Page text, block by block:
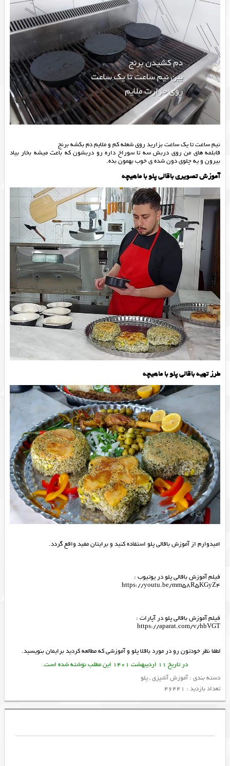
نیم ساعت تا یک ساعت بزارید روی شعله کم و ملایم دم بکشه برنج
قابلمه های من روی دربش سه تا سوراخ داره رو دربشون که باعث میشه بخار بیاد
بیرون و یه چلوی دون شده ی خوب بهمون بده.
آموزش تصویری باقالی پلو با ماهیچه
طرز تهیه باقالی پلو با ماهیچه
امیدوارم از آموزش باقالی پلو استفاده کنید و برایتان مفید واقع گردد.
فیلم آموزش باقالی پلو در یوتیوب :
https://youtu.be/mm58R5KGyZ4
فیلم آموزش باقالی پلو در آپارات :
https://aparat.com/v/hbVGT
لطفا نظر خودتون رو در مورد باقلا پلو و آموزشی که مطالعه کردید برایمان بنویسید.
در تاریخ 11 اردیبهشت 1401 این مطلب نوشته شده است.
دسته بندی :آموزش آشپزی,پلو
تعداد بازدید : 46441